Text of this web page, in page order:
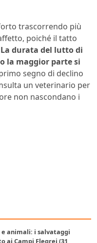
trascorrendo più
poiché il tatto
La durata del lutto di
la maggior parte si
segno di declino
un veterinario per
non nascondano i
animali: i salvataggi
ai Campi Flegrei (31